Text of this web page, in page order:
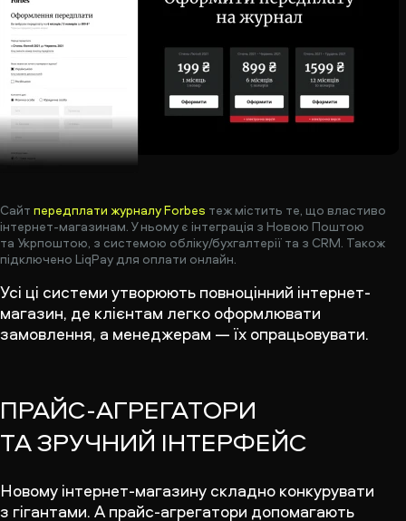
Сайт передплати журналу Forbes теж містить те, що властиво
інтернет-магазинам. У ньому є інтеграція з Новою Поштою
та Укрпоштою, з системою обліку/бухгалтерії та з СRM. Також
підключено LiqPay для оплати онлайн.
Усі ці системи утворюють повноцінний інтернет-
магазин, де клієнтам легко оформлювати
замовлення, а менеджерам — їх опрацьовувати.
ПРАЙС-АГРЕГАТОРИ
ТА ЗРУЧНИЙ ІНТЕРФЕЙС
Новому інтернет-магазину складно конкурувати
з гігантами. А прайс-агрегатори допомагають